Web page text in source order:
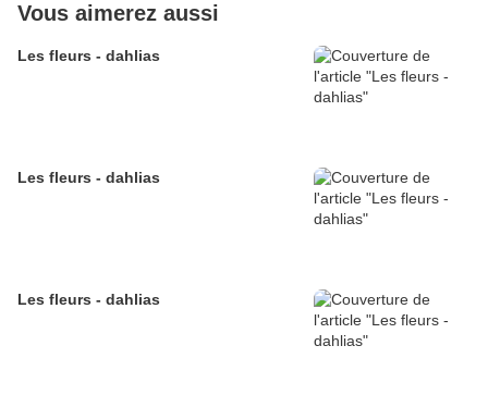
Vous aimerez aussi
Les fleurs - dahlias
Les fleurs - dahlias
Les fleurs - dahlias